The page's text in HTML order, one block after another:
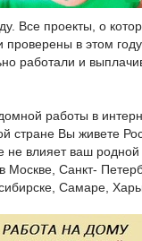
Все проекты, о
проверены в этом
работали и
работы в
стране Вы живете
не влияет ваш родной
Москве, Санкт-
Самаре,